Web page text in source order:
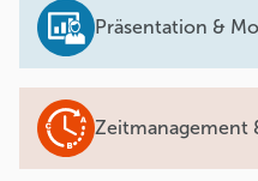
Präsentation &
Zeitmanagement